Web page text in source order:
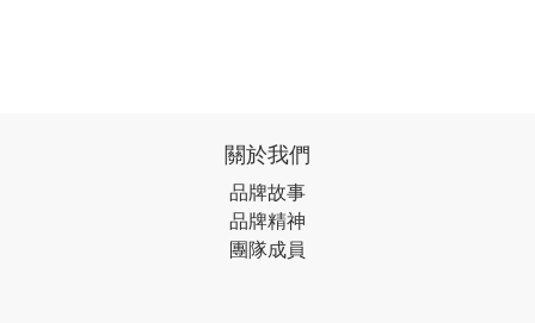
關於我們
品牌故事
品牌精神
團隊成員